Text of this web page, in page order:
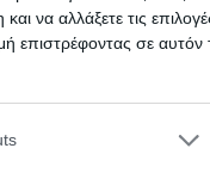
να αλλάξετε τις
επιστρέφοντας σε αυτόν
or more Google
but not limited to
για το καύσιμο
της Ε.Ε.
Άνω Λεχωνίων,
υγρών καυσίμων της
ανοδική πορεία στον
Πετρελαίου